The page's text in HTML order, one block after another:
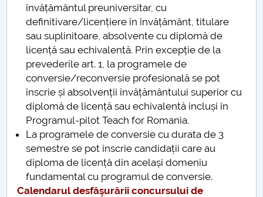
IOSUD/CSUD-Doctorate
Comisie de etica unversitară
Evenimente CUP
Accesibilitate pentru studenții cu dizabilități
Raportul Conducerii Centrului Universitar Pitești
privind implementarea Planului Operațional 2020-
2024
Parteneri CUP
învățământul preuniversitar, cu
definitivare/licențiere în învățământ, titulare
sau suplinitoare, absolvente cu diplomă de
licență sau echivalentă. Prin excepție de la
prevederile art. 1, la programele de
conversie/reconversie profesională se pot
înscrie și absolvenții învățământului superior cu
diplomă de licență sau echivalentă incluși în
Programul-pilot Teach for Romania.
La programele de conversie cu durata de 3
semestre se pot înscrie candidații care au
diploma de licență din același domeniu
fundamental cu programul de conversie.
Calendarul desfăşurării concursului de